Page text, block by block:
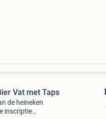
Vat met Taps
de heineken
inscriptie